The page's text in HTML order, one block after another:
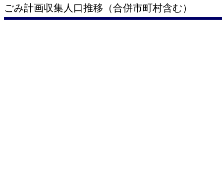
ごみ計画収集人口推移（合併市町村含む）